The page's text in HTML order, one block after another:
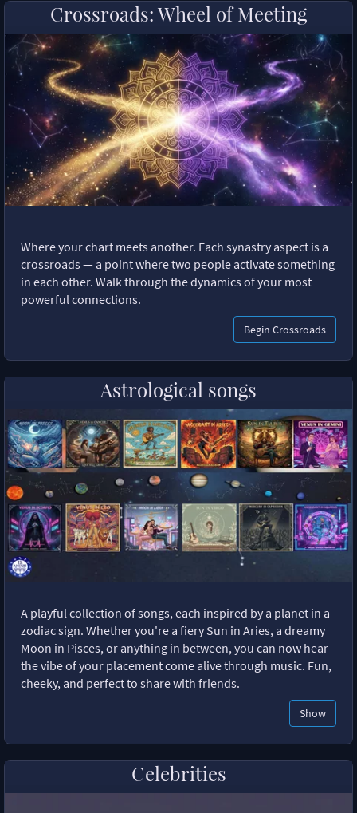
Crossroads: Wheel of Meeting
Where your chart meets another. Each synastry aspect is a
crossroads — a point where two people activate something
in each other. Walk through the dynamics of your most
powerful connections.
Begin Crossroads
Astrological songs
A playful collection of songs, each inspired by a planet in a
zodiac sign. Whether you're a fiery Sun in Aries, a dreamy
Moon in Pisces, or anything in between, you can now hear
the vibe of your placement come alive through music. Fun,
cheeky, and perfect to share with friends.
Show
Celebrities